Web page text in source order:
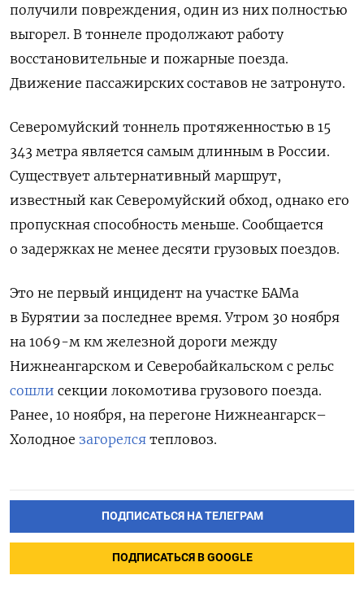
получили повреждения, один из них полностью
выгорел. В тоннеле продолжают работу
восстановительные и пожарные поезда.
Движение пассажирских составов не затронуто.
Северомуйский тоннель протяженностью в 15
343 метра является самым длинным в России.
Существует альтернативный маршрут,
известный как Северомуйский обход, однако его
пропускная способность меньше. Сообщается
о задержках не менее десяти грузовых поездов.
Это не первый инцидент на участке БАМа
в Бурятии за последнее время. Утром 30 ноября
на 1069-м км железной дороги между
Нижнеангарском и Северобайкальском с рельс
сошли секции локомотива грузового поезда.
Ранее, 10 ноября, на перегоне Нижнеангарск–
Холодное загорелся тепловоз.
ПОДПИСАТЬСЯ НА ТЕЛЕГРАМ
ПОДПИСАТЬСЯ В GOOGLE